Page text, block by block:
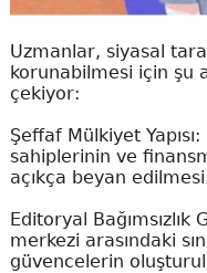
Uzmanlar, siyasal
korunabilmesi için şu
çekiyor:
Şeffaf Mülkiyet
sahiplerinin ve
açıkça beyan
Editoryal Bağımsızlık
merkezi arasındaki
güvencelerin